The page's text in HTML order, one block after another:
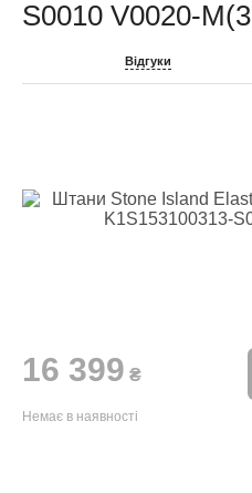
S0010 V0020-
Відгуки
16 399 ₴
Немає в наявності